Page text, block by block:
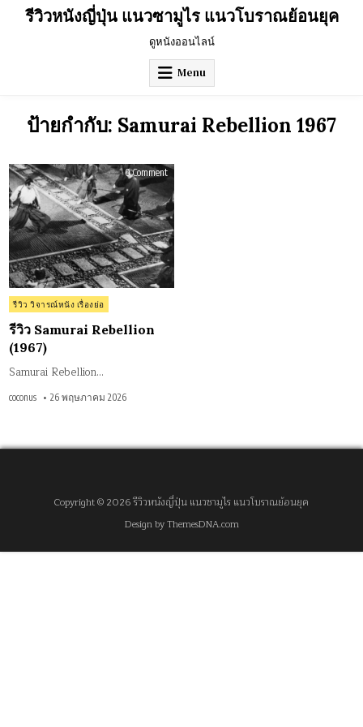
รีวิวหนังญี่ปุ่น แนวซามูไร แนวโบราณย้อนยุค
ดูหนังออนไลน์
Menu
ป้ายกำกับ: Samurai Rebellion 1967
0 Commenton
Samurai
Rebellion
(1967)
Posted
in
รีวิว วิจารณ์หนัง เรื่องย่อ
รีวิว Samurai Rebellion
(1967)
Samurai Rebellion…
coconus 26 พฤษภาคม 2026
Copyright © 2026 รีวิวหนังญี่ปุ่น แนวซามูไร แนวโบราณย้อนยุค
Design by ThemesDNA.com